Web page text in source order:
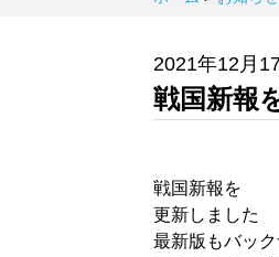
2021年12月
戦国新報
戦国新報を
更新しました
最新版もバッ